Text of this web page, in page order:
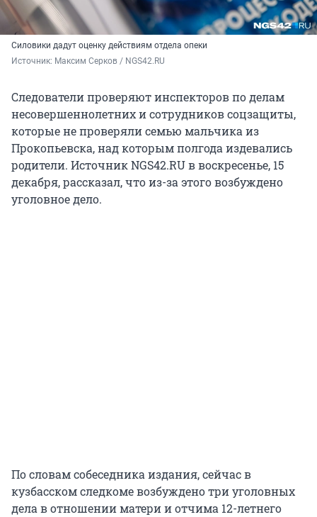
Силовики дадут оценку действиям отдела опеки
Источник: Максим Серков / NGS42.RU
Следователи проверяют инспекторов по делам
несовершеннолетних и сотрудников соцзащиты,
которые не проверяли семью мальчика из
Прокопьевска, над которым полгода издевались
родители. Источник NGS42.RU в воскресенье, 15
декабря, рассказал, что из-за этого возбуждено
уголовное дело.
По словам собеседника издания, сейчас в
кузбасском следкоме возбуждено три уголовных
дела в отношении матери и отчима 12-летнего